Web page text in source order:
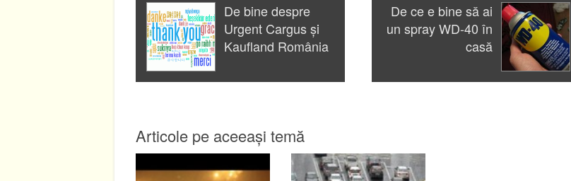
De bine despre
Urgent Cargus și
Kaufland România
De ce e bine să ai
un spray WD-40 în
casă
Articole pe aceeași temă